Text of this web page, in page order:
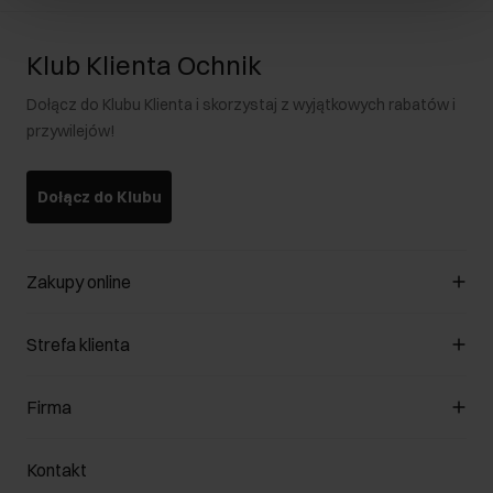
Klub Klienta Ochnik
Dołącz do Klubu Klienta i skorzystaj z wyjątkowych rabatów i
przywilejów!
Dołącz do Klubu
Zakupy online
Zarządzaj cookies
Formy płatności
Jak dokonać zwrotu?
Strefa klienta
Klub Klienta
Zwróć produkty
Firma
O nas
Kontakt